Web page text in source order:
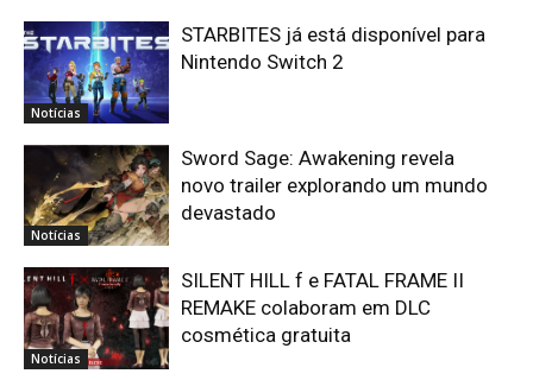
Notícias
STARBITES já está disponível para
Nintendo Switch 2
Notícias
Sword Sage: Awakening revela
novo trailer explorando um mundo
devastado
Notícias
SILENT HILL f e FATAL FRAME II
REMAKE colaboram em DLC
cosmética gratuita